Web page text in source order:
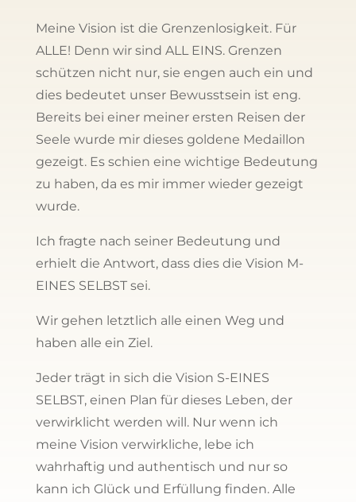
Meine Vision ist die Grenzenlosigkeit. Für
ALLE! Denn wir sind ALL EINS. Grenzen
schützen nicht nur, sie engen auch ein und
dies bedeutet unser Bewusstsein ist eng.
Bereits bei einer meiner ersten Reisen der
Seele wurde mir dieses goldene Medaillon
gezeigt. Es schien eine wichtige Bedeutung
zu haben, da es mir immer wieder gezeigt
wurde.
Ich fragte nach seiner Bedeutung und
erhielt die Antwort, dass dies die Vision M-
EINES SELBST sei.
Wir gehen letztlich alle einen Weg und
haben alle ein Ziel.
Jeder trägt in sich die Vision S-EINES
SELBST, einen Plan für dieses Leben, der
verwirklicht werden will. Nur wenn ich
meine Vision verwirkliche, lebe ich
wahrhaftig und authentisch und nur so
kann ich Glück und Erfüllung finden. Alle